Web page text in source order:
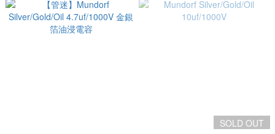
SOLD OUT